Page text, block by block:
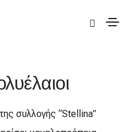
συλλογής “Stellina”